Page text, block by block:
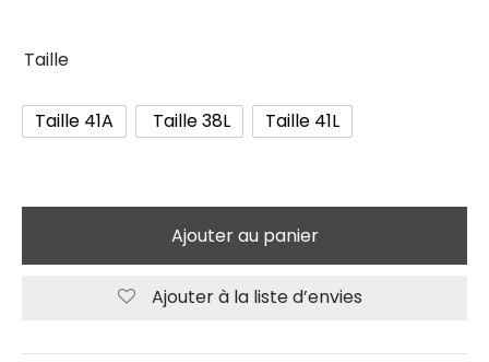
Taille
Taille 41A Taille 38L Taille 41L
Ajouter au panier
Ajouter à la liste d’envies